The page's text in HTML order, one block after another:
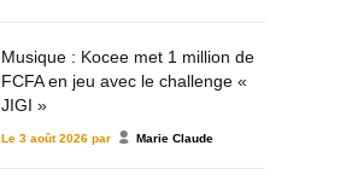
Musique : Kocee met 1 million de
FCFA en jeu avec le challenge «
JIGI »
Le 3 août 2026 par Marie Claude